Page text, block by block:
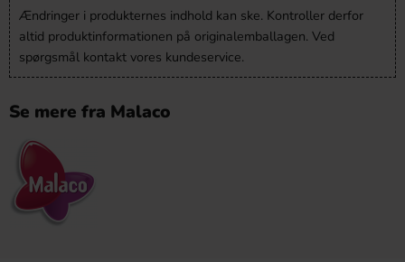
Ændringer i produkternes indhold kan ske. Kontroller derfor
altid produktinformationen på originalemballagen. Ved
spørgsmål kontakt vores kundeservice.
Se mere fra Malaco